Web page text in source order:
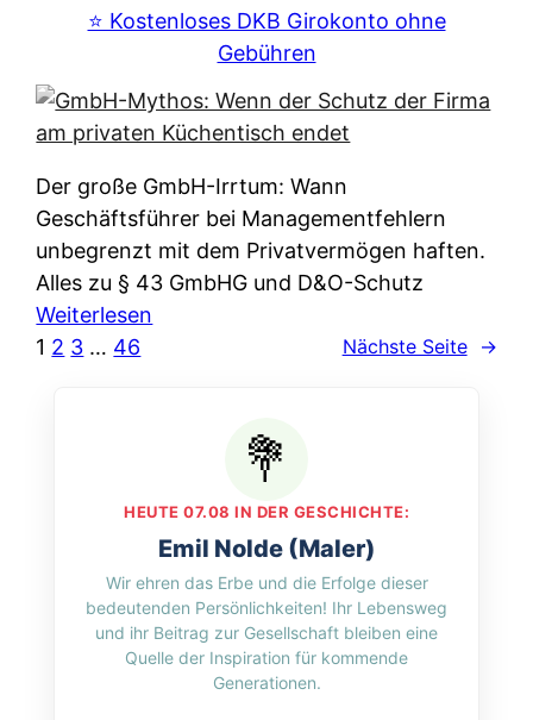
s
i
c
h
e
t
n
w
i
r
d
n
w
l
c
h
e
n
r
n
f
u
n
e
r
k
l
ä
u
&
O
n
l
⭐️ Kostenloses DKB Girokonto ohne
Gebühren
Der große GmbH-Irrtum: Wann
Geschäftsführer bei Managementfehlern
unbegrenzt mit dem Privatvermögen haften.
Alles zu § 43 GmbHG und D&O-Schutz
Weiterlesen
M
y
h
o
s
1 2 3 … 46 Nächste Seite →
HEUTE 07.08 IN DER GESCHICHTE:
Emil Nolde (Maler)
Wir ehren das Erbe und die Erfolge dieser
bedeutenden Persönlichkeiten! Ihr Lebensweg
und ihr Beitrag zur Gesellschaft bleiben eine
Quelle der Inspiration für kommende
Generationen.